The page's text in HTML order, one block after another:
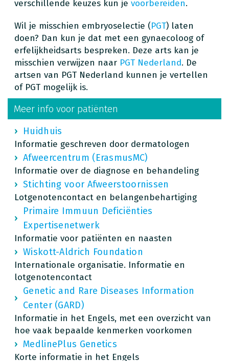
verschillende keuzes kun je voorbereiden.
Wil je misschien embryoselectie (PGT) laten
doen? Dan kun je dat met een gynaecoloog of
erfelijkheidsarts bespreken. Deze arts kan je
misschien verwijzen naar PGT Nederland. De
artsen van PGT Nederland kunnen je vertellen
of PGT mogelijk is.
Meer info voor patiënten
Huidhuis
Informatie geschreven door dermatologen
Afweercentrum (ErasmusMC)
Informatie over de diagnose en behandeling
Stichting voor Afweerstoornissen
Lotgenotencontact en belangenbehartiging
Primaire Immuun Deficiënties
Expertisenetwerk
Informatie voor patiënten en naasten
Wiskott-Aldrich Foundation
Internationale organisatie. Informatie en
lotgenotencontact
Genetic and Rare Diseases Information
Center (GARD)
Informatie in het Engels, met een overzicht van
hoe vaak bepaalde kenmerken voorkomen
MedlinePlus Genetics
Korte informatie in het Engels